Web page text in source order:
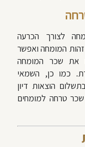
לצורך הכרעה
המומחה ואפשר
את שכר המומחה
כמו כן, השמאי
הוצאות דיון
טרחה למומחים